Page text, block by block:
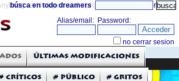
can happen and it probably will» directorio
búsca en todo dreamers
TV
Últimas modificaciones
Críticos # Público # Gritos